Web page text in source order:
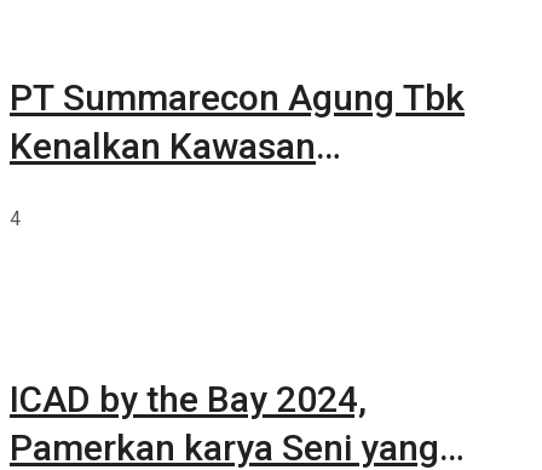
PT Summarecon Agung Tbk
Kenalkan Kawasan
4
ICAD by the Bay 2024,
Pamerkan karya Seni yang